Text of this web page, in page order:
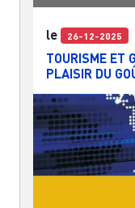
le 26-12-2025
TOURISME ET
PLAISIR DU